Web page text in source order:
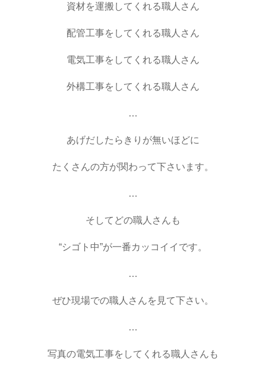
資材を運搬してくれる職人さん
配管工事をしてくれる職人さん
電気工事をしてくれる職人さん
外構工事をしてくれる職人さん
…
あげだしたらきりが無いほどに
たくさんの方が関わって下さいます。
…
そしてどの職人さんも
“シゴト中”が一番カッコイイです。
…
ぜひ現場での職人さんを見て下さい。
…
写真の電気工事をしてくれる職人さんも